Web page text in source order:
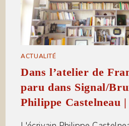
ACTUALITÉ
Dans l’atelier de
paru dans Signal/
Philippe Castelneau